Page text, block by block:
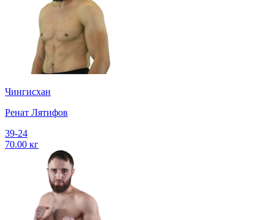
Чингисхан
Ренат Лятифов
39-24
70.00 кг